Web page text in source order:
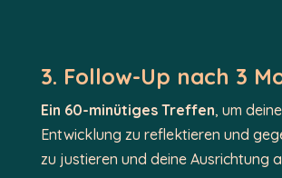
3. Follow-Up nach 3
Ein 60-minütiges Treffen, um deine
Entwicklung zu reflektieren und
zu justieren und deine Ausrichtung